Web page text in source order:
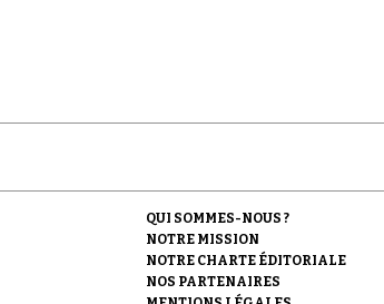
QUI SOMMES-NOUS ?
NOTRE MISSION
NOTRE CHARTE ÉDITORIALE
NOS PARTENAIRES